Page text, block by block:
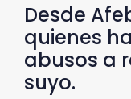
Desde
quienes
abusos a
suyo.